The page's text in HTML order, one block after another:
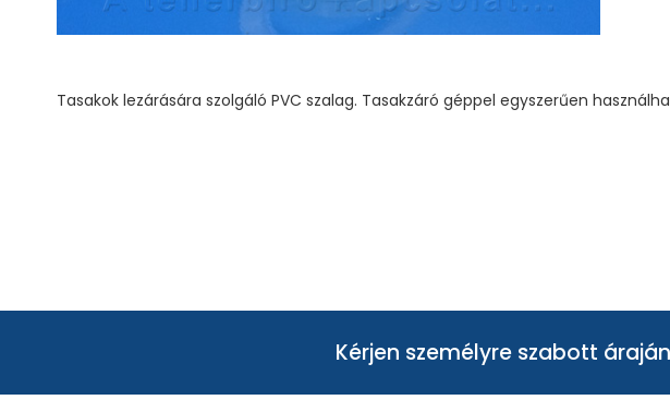
Tasakok lezárására szolgáló PVC szalag. Tasakzáró géppel egyszerűen
Kérjen személyre szabott